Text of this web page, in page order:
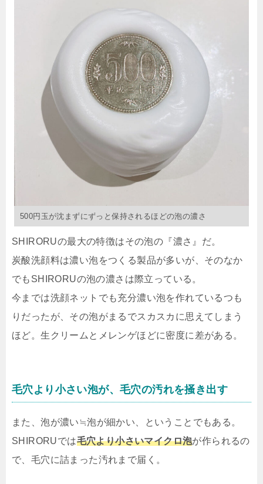
500円玉が沈まずにずっと保持されるほどの泡の濃さ
SHIRORUの最大の特徴はその泡の『濃さ』だ。
炭酸洗顔料は濃い泡をつくる製品が多いが、そのなか
でもSHIRORUの泡の濃さは際立っている。
今までは洗顔ネットでも充分濃い泡を作れているつも
りだったが、その泡がまるでスカスカに思えてしまう
ほど。生クリームとメレンゲほどに密度に差がある。
毛穴より小さい泡が、毛穴の汚れを掻き出す
また、泡が濃い≒泡が細かい、ということでもある。
SHIRORUでは毛穴より小さいマイクロ泡が作られるの
で、毛穴に詰まった汚れまで届く。